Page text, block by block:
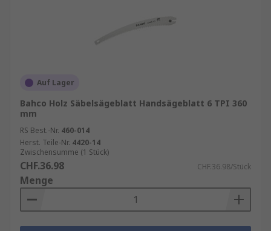
Auf Lager
Bahco Holz Säbelsägeblatt Handsägeblatt 6 TPI 360
mm
RS Best.-Nr. 460-014
Herst. Teile-Nr. 4420-14
Zwischensumme (1 Stück)
CHF.36.98 CHF.36.98/Stück
Menge